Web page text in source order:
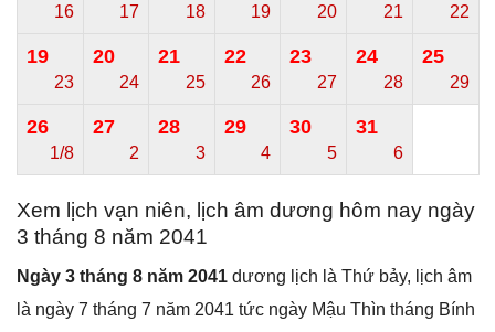
16 17 18 19 20 21 22
19
23
20
24
21
25
22
26
23
27
24
28
25
29
26
1/8
27
2
28
3
29
4
30
5
31
6
Xem lịch vạn niên, lịch âm dương hôm nay ngày
3 tháng 8 năm 2041
Ngày 3 tháng 8 năm 2041 dương lịch là Thứ bảy, lịch âm
là ngày 7 tháng 7 năm 2041 tức ngày Mậu Thìn tháng Bính